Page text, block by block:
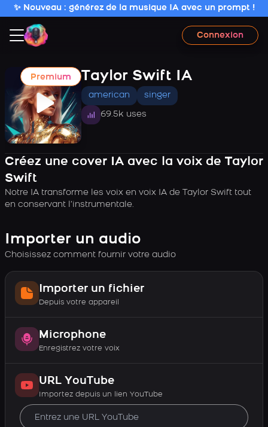
✨ Nouveau : générez de la musique IA avec un prompt !
Connexion
Premium Taylor Swift IA
american singer
69.5k uses
Créez une cover IA avec la voix de Taylor
Swift
Notre IA transforme les voix en voix IA de Taylor Swift tout
en conservant l’instrumentale.
Importer un audio
Choisissez comment fournir votre audio
Importer un fichier
Depuis votre appareil
Microphone
Enregistrez votre voix
URL YouTube
Importez depuis un lien YouTube